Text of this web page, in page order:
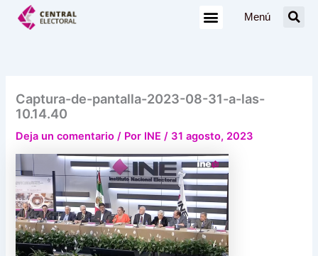
Menú
Captura-de-pantalla-2023-08-31-a-las-
10.14.40
Deja un comentario / Por INE/ 31 agosto, 2023